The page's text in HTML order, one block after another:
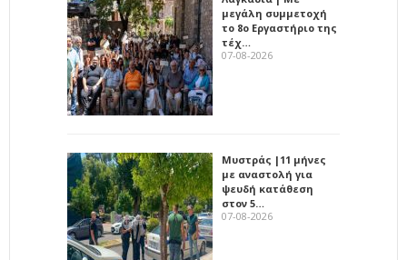
μεγάλη συμμετοχή
το 8ο Εργαστήριο της
τέχ…
07-08-2026
Μυστράς |11 μήνες
με αναστολή για
ψευδή κατάθεση
στον 5…
07-08-2026